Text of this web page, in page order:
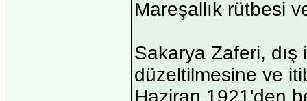
Mareşallık rütbesi
Sakarya Zaferi,
düzeltilmesine ve
Haziran 1921'den